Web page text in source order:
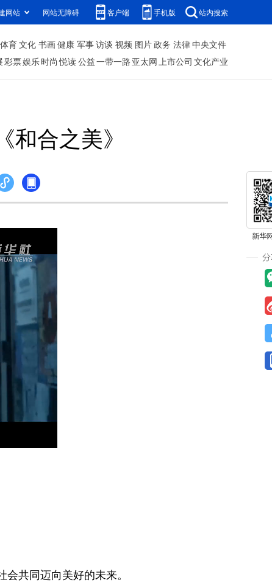
网站 网站无障碍 客户端 手机版 站内搜索
体育文化 书画健康 军事访谈 视频 图片政务 法律中央文件
彩票娱乐时尚 悦读公益一带一路 亚太网上市公司 文化产业
合之美》
共同迈向美好的未来。